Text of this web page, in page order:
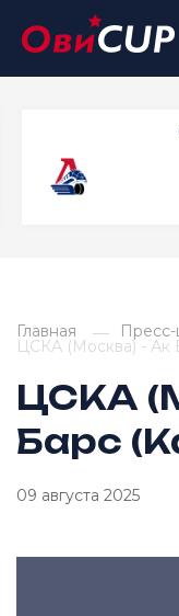
Главная Пресс-
ЦСКА (Москва) - Ак
ЦСКА
Барс
09 августа 2025